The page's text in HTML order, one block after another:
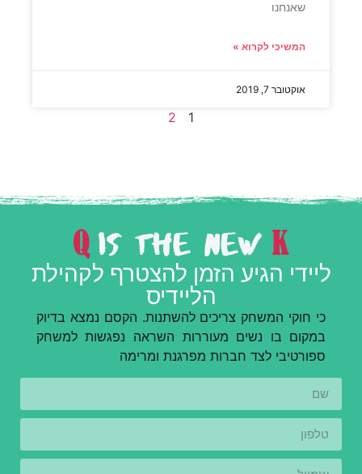
שאנחנו
המשיכי לקרוא »
אוקטובר 7, 2019
1
2
ליידי הגיע הזמן להצטרף לקהילת
הליידיס
כי חוקי המשחק צריכים להשתנות. הקסם נמצא בדיוק
במקום בו נשים מעוררות השראה נפגשות למשחק
ספורטיבי לצד חברות מפרגנת ומרימה